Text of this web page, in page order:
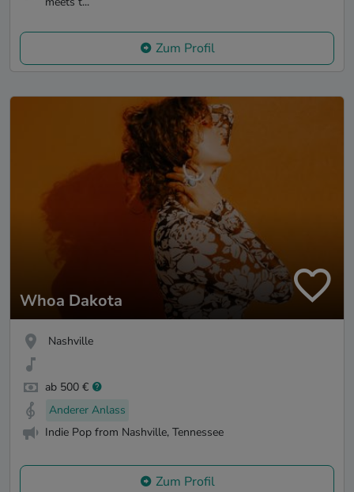
Zum Profil
Whoa Dakota
Nashville
ab 500 €
Anderer Anlass
Indie Pop from Nashville, Tennessee
Zum Profil